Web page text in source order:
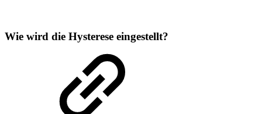
Wie wird die Hysterese eingestellt?